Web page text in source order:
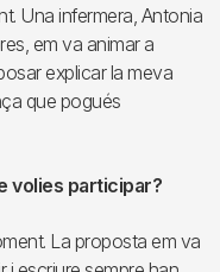
Una infermera, Antonia
em va animar a
explicar la meva
que pogués
volies participar?
La proposta em va